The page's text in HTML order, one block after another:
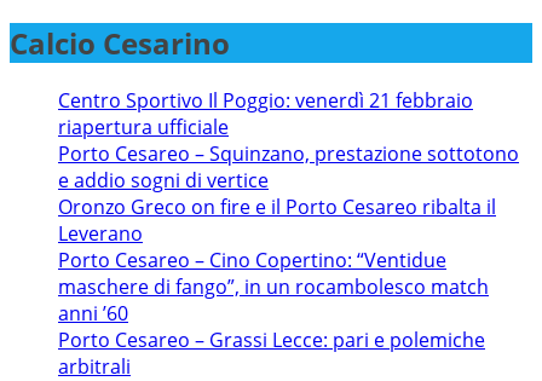
Calcio Cesarino
Centro Sportivo Il Poggio: venerdì 21 febbraio
riapertura ufficiale
Porto Cesareo – Squinzano, prestazione sottotono
e addio sogni di vertice
Oronzo Greco on fire e il Porto Cesareo ribalta il
Leverano
Porto Cesareo – Cino Copertino: “Ventidue
maschere di fango”, in un rocambolesco match
anni ’60
Porto Cesareo – Grassi Lecce: pari e polemiche
arbitrali